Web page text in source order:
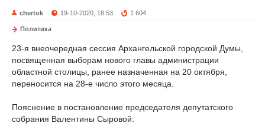
chertok 19-10-2020, 18:53 1 604
Политика
23-я внеочередная сессия Архангельской городской Думы,
посвященная выборам нового главы администрации
областной столицы, ранее назначенная на 20 октября,
переносится на 28-е число этого месяца.
Пояснение в постановление председателя депутатского
собрания Валентины Сыровой: